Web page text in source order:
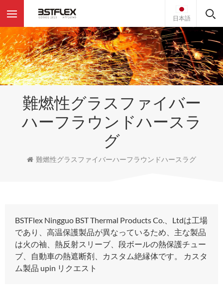
日本語
難燃性グラスファイバー
ハーフラウンドハースラ
グ
難燃性グラスファイバーハーフラウンドハースラグ
BSTFlex Ningguo BST Thermal Products Co.、Ltdは工場
であり、高温保護製品が異なっているため、主な製品
は火の袖、熱反射スリーブ、段ボールの熱保護チュー
ブ、自動車の熱遮断剤、カスタム絶縁体です。 カスタ
ム製品 upin リクエスト